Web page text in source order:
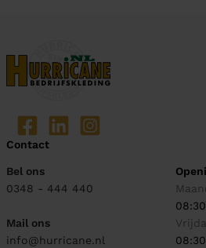
Contact
Bel ons
0348 - 444 440
Mail ons
info@hurricane.nl